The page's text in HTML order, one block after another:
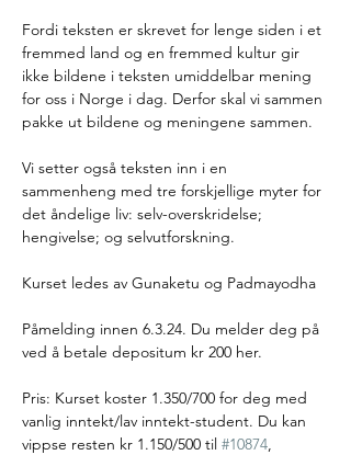
Fordi teksten er skrevet for lenge siden i et
fremmed land og en fremmed kultur gir
ikke bildene i teksten umiddelbar mening
for oss i Norge i dag. Derfor skal vi sammen
pakke ut bildene og meningene sammen.
Vi setter også teksten inn i en
sammenheng med tre forskjellige myter for
det åndelige liv: selv-overskridelse;
hengivelse; og selvutforskning.
Kurset ledes av Gunaketu og Padmayodha
Påmelding innen 6.3.24. Du melder deg på
ved å betale depositum kr 200 her.
Pris: Kurset koster 1.350/700 for deg med
vanlig inntekt/lav inntekt-student. Du kan
vippse resten kr 1.150/500 til #10874,